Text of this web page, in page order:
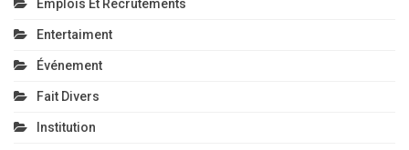
Emplois Et Recrutements
Entertaiment
Événement
Fait Divers
Institution